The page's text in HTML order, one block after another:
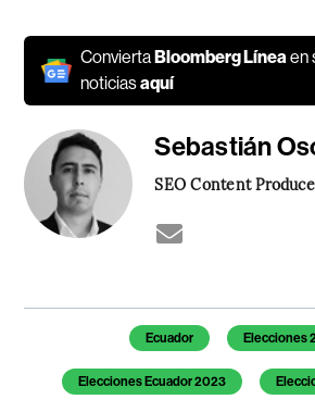
ConviertaBloomberg Líneaen
noticiasaquí
Sebastián
SEO Content
Temas de este artículo
Ecuador Elecciones
Elecciones Ecuador 2023